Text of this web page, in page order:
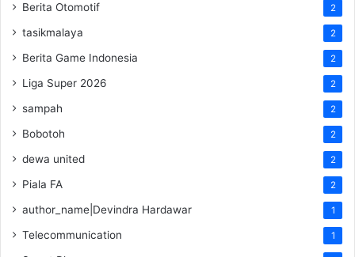
Berita Otomotif 2
tasikmalaya 2
Berita Game Indonesia 2
Liga Super 2026 2
sampah 2
Bobotoh 2
dewa united 2
Piala FA 2
author_name|Devindra Hardawar 1
Telecommunication 1